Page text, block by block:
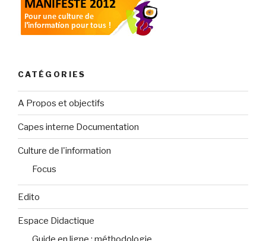
CATÉGORIES
A Propos et objectifs
Capes interne Documentation
Culture de l'information
Focus
Edito
Espace Didactique